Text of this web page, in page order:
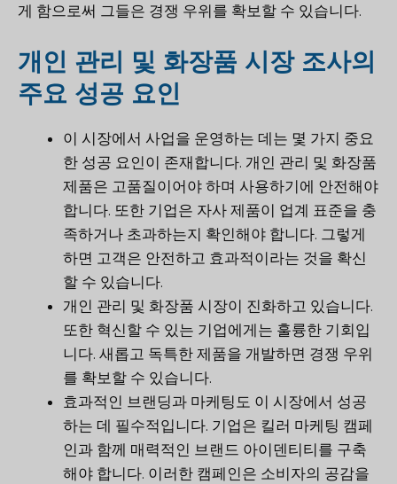
게 함으로써 그들은 경쟁 우위를 확보할 수 있습니다.
개인 관리 및 화장품 시장 조사의
주요 성공 요인
이 시장에서 사업을 운영하는 데는 몇 가지 중요
한 성공 요인이 존재합니다. 개인 관리 및 화장품
제품은 고품질이어야 하며 사용하기에 안전해야
합니다. 또한 기업은 자사 제품이 업계 표준을 충
족하거나 초과하는지 확인해야 합니다. 그렇게
하면 고객은 안전하고 효과적이라는 것을 확신
할 수 있습니다.
개인 관리 및 화장품 시장이 진화하고 있습니다.
또한 혁신할 수 있는 기업에게는 훌륭한 기회입
니다. 새롭고 독특한 제품을 개발하면 경쟁 우위
를 확보할 수 있습니다.
효과적인 브랜딩과 마케팅도 이 시장에서 성공
하는 데 필수적입니다. 기업은 킬러 마케팅 캠페
인과 함께 매력적인 브랜드 아이덴티티를 구축
해야 합니다. 이러한 캠페인은 소비자의 공감을